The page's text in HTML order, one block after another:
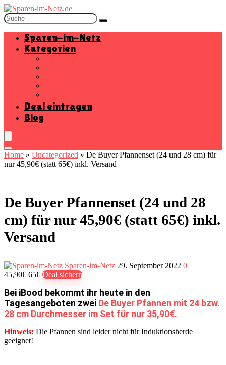
Sparen-im-Netz
Kategorien
Deal eintragen
Blog
Home » Uncategorized » De Buyer Pfannenset (24 und 28 cm) für
nur 45,90€ (statt 65€) inkl. Versand
De Buyer Pfannenset (24 und 28
cm) für nur 45,90€ (statt 65€) inkl.
Versand
Sparen-im-Netz 29. September 2022 0
45,90€ 65€ Deal sichern
Bei iBood bekommt ihr heute in den
Tagesangeboten zwei De Buyer Pfannen mit 24 bzw.
28 cm Durchmesser im Set für nur 35,90€.
Hinweis: Die Pfannen sind leider nicht für Induktionsherde
geeignet!